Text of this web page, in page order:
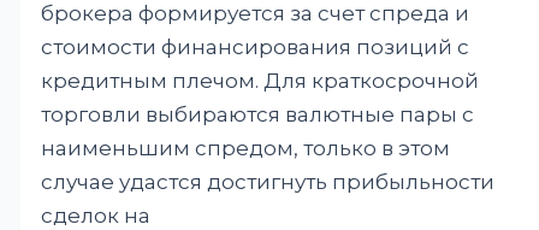
брокера формируется за счет спреда и
стоимости финансирования позиций с
кредитным плечом. Для краткосрочной
торговли выбираются валютные пары с
наименьшим спредом, только в этом
случае удастся достигнуть прибыльности
сделок на